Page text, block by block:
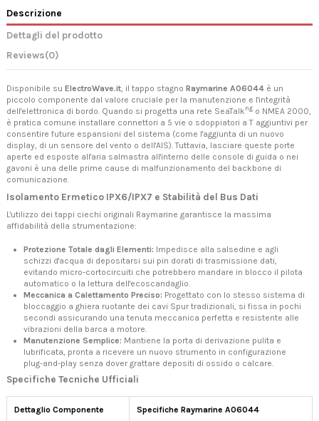
Descrizione
Dettagli del prodotto
Reviews(0)
Disponibile su ElectroWave.it , il tappo stagno Raymarine A06044 è un
piccolo componente dal valore cruciale per la manutenzione e l'integrità
dell'elettronica di bordo. Quando si progetta una rete SeaTalk ng o NMEA 2000,
è pratica comune installare connettori a 5 vie o sdoppiatori a T aggiuntivi per
consentire future espansioni del sistema (come l'aggiunta di un nuovo
display, di un sensore del vento o dell'AIS). Tuttavia, lasciare queste porte
aperte ed esposte all'aria salmastra all'interno delle console di guida o nei
gavoni è una delle prime cause di malfunzionamento del backbone di
comunicazione.
Isolamento Ermetico IPX6/IPX7 e Stabilità del Bus Dati
L'utilizzo dei tappi ciechi originali Raymarine garantisce la massima
affidabilità della strumentazione:
Protezione Totale dagli Elementi: Impedisce alla salsedine e agli
schizzi d'acqua di depositarsi sui pin dorati di trasmissione dati,
evitando micro-cortocircuiti che potrebbero mandare in blocco il pilota
automatico o la lettura dell'ecoscandaglio.
Meccanica a Calettamento Preciso: Progettato con lo stesso sistema di
bloccaggio a ghiera ruotante dei cavi Spur tradizionali, si fissa in pochi
secondi assicurando una tenuta meccanica perfetta e resistente alle
vibrazioni della barca a motore.
Manutenzione Semplice: Mantiene la porta di derivazione pulita e
lubrificata, pronta a ricevere un nuovo strumento in configurazione
plug-and-play senza dover grattare depositi di ossido o calcare.
Specifiche Tecniche Ufficiali
Dettaglio Componente Specifiche Raymarine A06044